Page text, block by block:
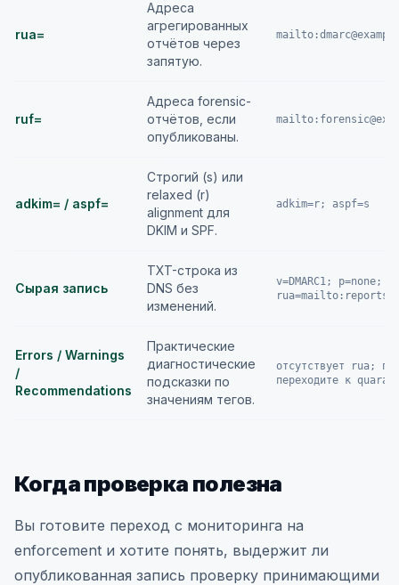
rua=
Адреса
агрегированных
отчётов через
запятую.
mailto:
ruf=
Адреса forensic-
отчётов, если
опубликованы.
mailto:
adkim= / aspf=
Строгий (s) или
relaxed (r)
alignment для
DKIM и SPF.
adkim=r; aspf=s
Сырая запись
TXT-строка из
DNS без
изменений.
v=DMARC1; p=none;
rua=mailto:
Errors / Warnings
/
Recommendations
Практические
диагностические
подсказки по
значениям тегов.
отсутствует rua;
переходите к
Когда проверка полезна
Вы готовите переход с мониторинга на
enforcement и хотите понять, выдержит ли
опубликованная запись проверку принимающими